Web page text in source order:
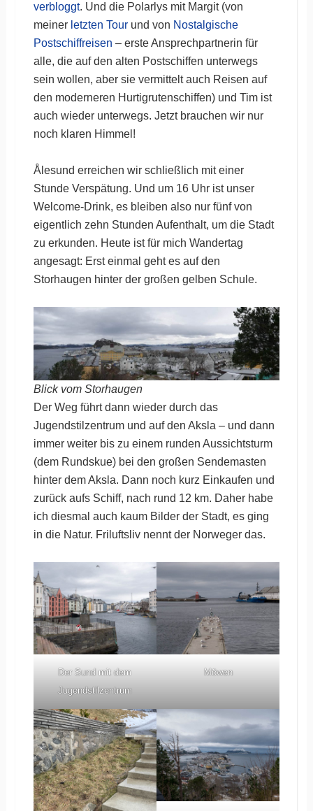
verbloggt. Und die Polarlys mit Margit (von
meiner letzten Tourund von Nostalgische
Postschiffreisen – erste Ansprechpartnerin für
alle, die auf den alten Postschiffen unterwegs
sein wollen, aber sie vermittelt auch Reisen auf
den moderneren Hurtigrutenschiffen) und Tim ist
auch wieder unterwegs. Jetzt brauchen wir nur
noch klaren Himmel!
Ålesund erreichen wir schließlich mit einer
Stunde Verspätung. Und um 16 Uhr ist unser
Welcome-Drink, es bleiben also nur fünf von
eigentlich zehn Stunden Aufenthalt, um die Stadt
zu erkunden. Heute ist für mich Wandertag
angesagt: Erst einmal geht es auf den
Storhaugen hinter der großen gelben Schule.
Blick vom Storhaugen
Der Weg führt dann wieder durch das
Jugendstilzentrum und auf den Aksla – und dann
immer weiter bis zu einem runden Aussichtsturm
(dem Rundskue) bei den großen Sendemasten
hinter dem Aksla. Dann noch kurz Einkaufen und
zurück aufs Schiff, nach rund 12 km. Daher habe
ich diesmal auch kaum Bilder der Stadt, es ging
in die Natur. Friluftsliv nennt der Norweger das.
Der Sund mit dem
Jugendstilzentrum
Möwen